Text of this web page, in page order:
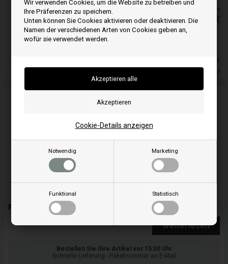
Wir verwenden Cookies, um die Website zu betreiben und
Ihre Präferenzen zu speichern.
Unten können Sie Cookies aktivieren oder deaktivieren. Die
Namen der verschiedenen Arten von Cookies geben an,
wofür sie verwendet werden.
Notwendig Marketing
Funktional Statistisch
Cookie-Details anzeigen
Alle Preise inkl. MwSt
61,50 EUR
Auf lager
Lieferung 5-7
Premium Öl Long Life 1 Liter - 100007S - Briggs & Stratton
Weiterlesen
Bestellen Sie Ihre Artikel vor 15:00 Uhr
Schnelle Lieferung - Paketnummer an E-Mail